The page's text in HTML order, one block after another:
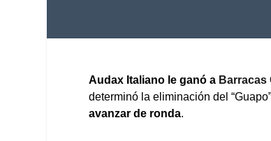
Audax Italiano le ganó a Barracas
determinó la eliminación del
avanzar de ronda.